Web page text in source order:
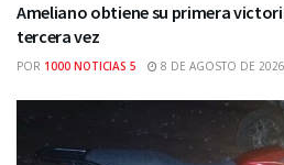
Ameliano obtiene su primera
tercera vez
POR 1000 NOTICIAS 5 8 DE AGOSTO DE 2026